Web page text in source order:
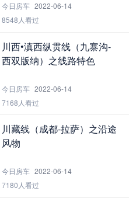
今日房车 2022-06-14
8548人看过
川西•滇西纵贯线（九寨沟-
西双版纳）之线路特色
今日房车 2022-06-14
7168人看过
川藏线（成都-拉萨）之沿途
风物
今日房车 2022-06-14
7180人看过